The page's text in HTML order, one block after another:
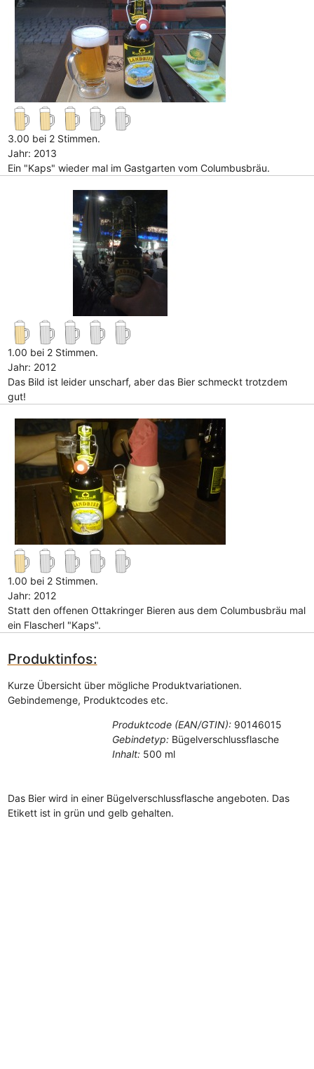
3.00 bei 2 Stimmen.
Jahr: 2013
Ein "Kaps" wieder mal im Gastgarten vom Columbusbräu.
1.00 bei 2 Stimmen.
Jahr: 2012
Das Bild ist leider unscharf, aber das Bier schmeckt trotzdem
gut!
1.00 bei 2 Stimmen.
Jahr: 2012
Statt den offenen Ottakringer Bieren aus dem Columbusbräu mal
ein Flascherl "Kaps".
Produktinfos:
Kurze Übersicht über mögliche Produktvariationen.
Gebindemenge, Produktcodes etc.
Produktcode (EAN/GTIN):90146015
Gebindetyp: Bügelverschlussflasche
Inhalt:500 ml
Das Bier wird in einer Bügelverschlussflasche angeboten. Das
Etikett ist in grün und gelb gehalten.